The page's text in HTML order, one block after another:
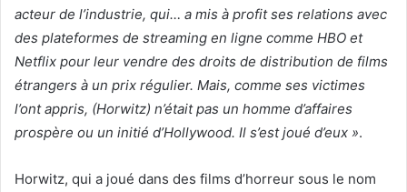
acteur de l’industrie, qui… a mis à profit ses relations avec
des plateformes de streaming en ligne comme HBO et
Netflix pour leur vendre des droits de distribution de films
étrangers à un prix régulier. Mais, comme ses victimes
l’ont appris, (Horwitz) n’était pas un homme d’affaires
prospère ou un initié d’Hollywood. Il s’est joué d’eux ».
Horwitz, qui a joué dans des films d’horreur sous le nom